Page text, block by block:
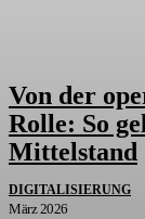
Von der
Rolle: So
Mittelstand
DIGITALISIERUNG
März 2026